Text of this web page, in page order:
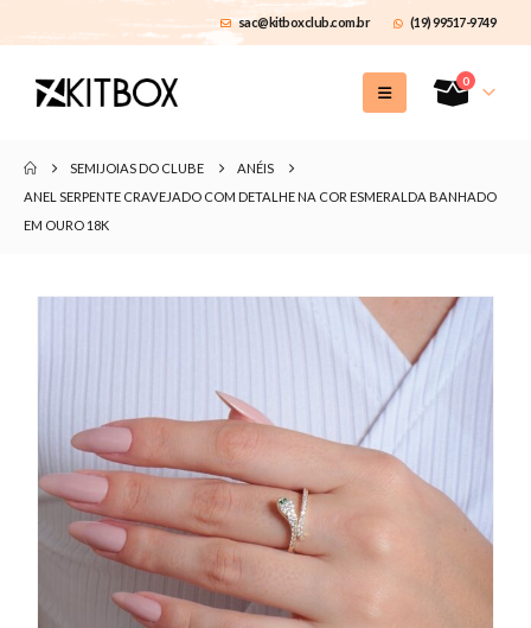
sac@kitboxclub.com.br (19) 99517-9749
0
SEMIJOIAS DO CLUBE
ANÉIS
ANEL SERPENTE CRAVEJADO COM DETALHE NA COR ESMERALDA BANHADO
EM OURO 18K